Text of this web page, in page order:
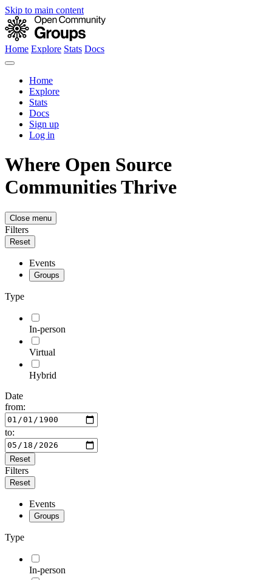
Skip to main content
Home Explore Stats Docs
Home
Explore
Stats
Docs
Sign up
Log in
Where Open Source
Communities Thrive
Close menu
Filters
Reset
Events
Groups
Type
In-person
Virtual
Hybrid
Date
from:
to:
Reset
Filters
Reset
Events
Groups
Type
In-person